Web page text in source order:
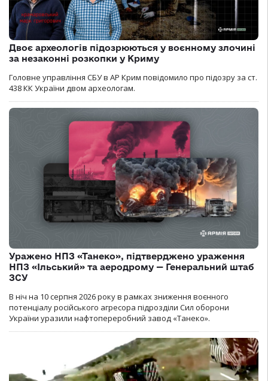
Двоє археологів підозрюються у воєнному злочині
за незаконні розкопки у Криму
Головне управління СБУ в АР Крим повідомило про підозру за ст.
438 КК України двом археологам.
Уражено НПЗ «Танеко», підтверджено ураження
НПЗ «Ільський» та аеродрому — Генеральний штаб
ЗСУ
В ніч на 10 серпня 2026 року в рамках зниження воєнного
потенціалу російського агресора підрозділи Сил оборони
України уразили нафтопереробний завод «Танеко».